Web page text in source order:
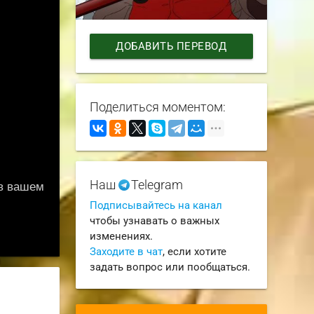
ДОБАВИТЬ ПЕРЕВОД
Поделиться моментом:
Наш Telegram
Подписывайтесь на канал
чтобы узнавать о важных
изменениях.
Заходите в чат, если хотите
задать вопрос или пообщаться.